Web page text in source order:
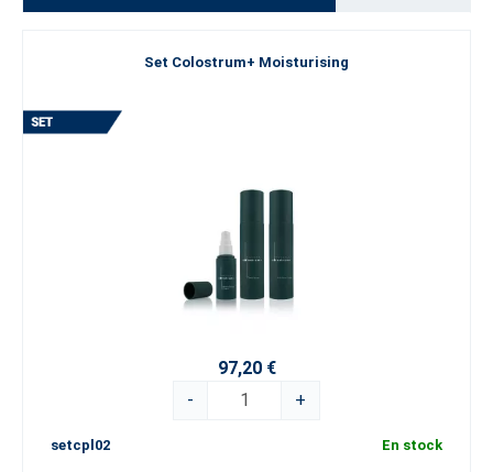
Set Colostrum+ Moisturising
97,20 €
-
+
setcpl02 En stock